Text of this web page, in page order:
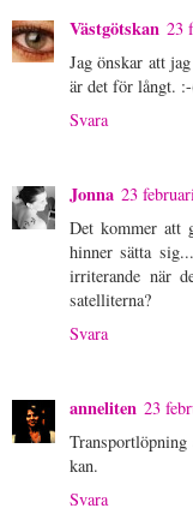
Västgötskan 23
Jag önskar att
är det för långt.
Svara
Jonna 23
Det kommer att
hinner sätta
irriterande när
satelliterna?
Svara
anneliten 23
kan.
Svara